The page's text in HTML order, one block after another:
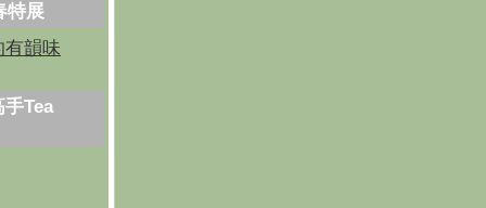
特展
有韻味
Tea